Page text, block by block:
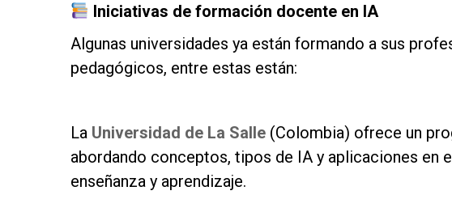
Iniciativas de formación docente en IA
Algunas universidades ya están formando a sus
pedagógicos, entre estas están:
La Universidad de La Salle (Colombia) ofrece un
abordando conceptos, tipos de IA y aplicaciones en
enseñanza y aprendizaje.